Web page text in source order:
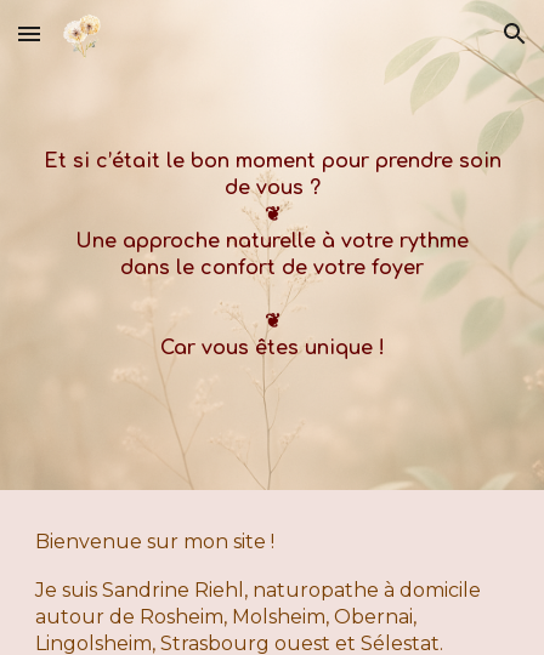
Skip to main content Skip to navigation
Et si c’était le bon moment pour prendre soin
de vous ?
❦
Une approche naturelle à votre rythme
dans le confort de votre foyer
❦
Car vous êtes unique !
Bienvenue sur mon site !
Je suis Sandrine Riehl, naturopathe à domicile
autour de Rosheim, Molsheim, Obernai,
Lingolsheim, Strasbourg ouest et Sélestat.